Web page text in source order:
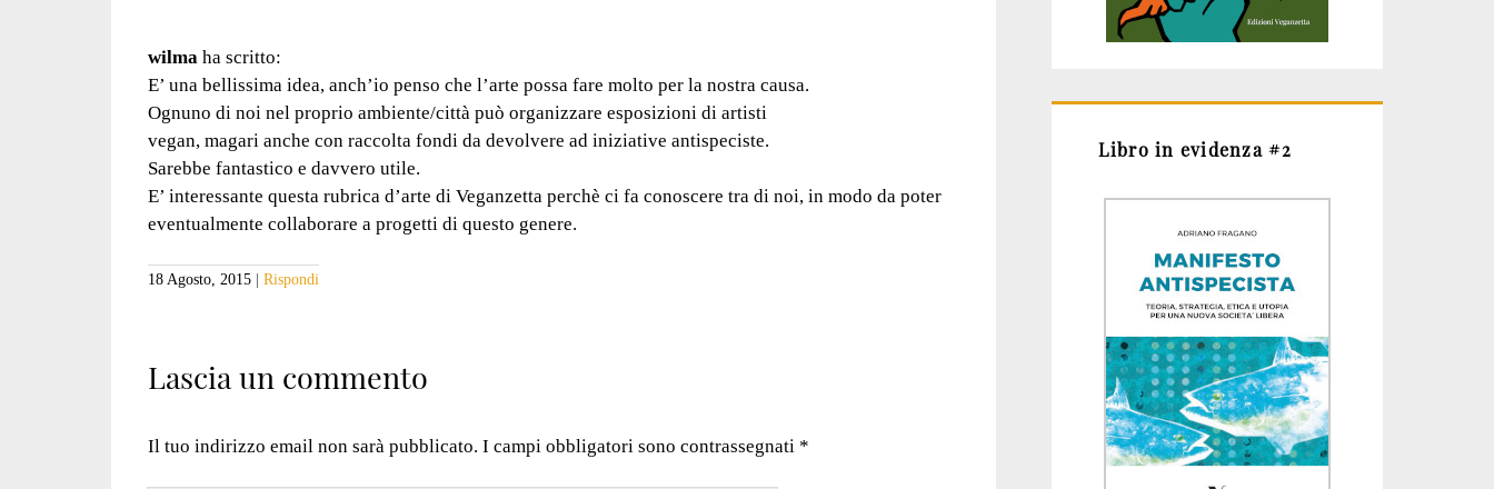
wilma ha scritto:
E’ una bellissima idea, anch’io penso che l’arte possa fare molto per la nostra causa.
Ognuno di noi nel proprio ambiente/città può organizzare esposizioni di artisti
vegan, magari anche con raccolta fondi da devolvere ad iniziative antispeciste.
Sarebbe fantastico e davvero utile.
E’ interessante questa rubrica d’arte di Veganzetta perchè ci fa conoscere tra di noi, in modo da poter
eventualmente collaborare a progetti di questo genere.
18 Agosto, 2015 Rispondi
Lascia un commento
Il tuo indirizzo email non sarà pubblicato. I campi obbligatori sono contrassegnati *
Libro in evidenza #2